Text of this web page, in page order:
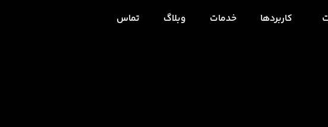
کاربردها خدمات وبلاگ تماس